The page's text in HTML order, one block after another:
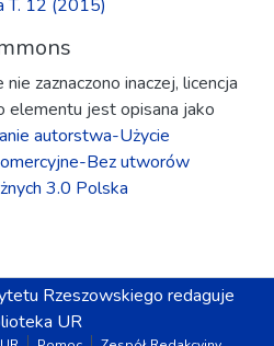
T. 12 (2015)
nie zaznaczono inaczej, licencja
elementu jest opisana jako
autorstwa-Użycie
Bez utworów
3.0 Polska
Rzeszowskiego redaguje
UR